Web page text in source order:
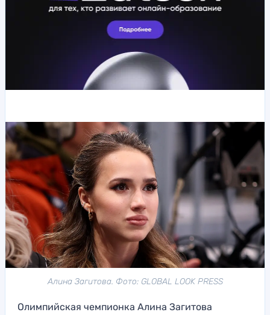
Алина Загитова. Фото: GLOBAL LOOK PRESS
Олимпийская чемпионка Алина Загитова